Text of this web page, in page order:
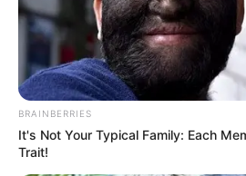
BRAINBERRIES
It's Not Your Typical Family: Each
Trait!